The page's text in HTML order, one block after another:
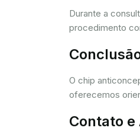
Durante a
procedimento
O chip
oferecemos
Contato